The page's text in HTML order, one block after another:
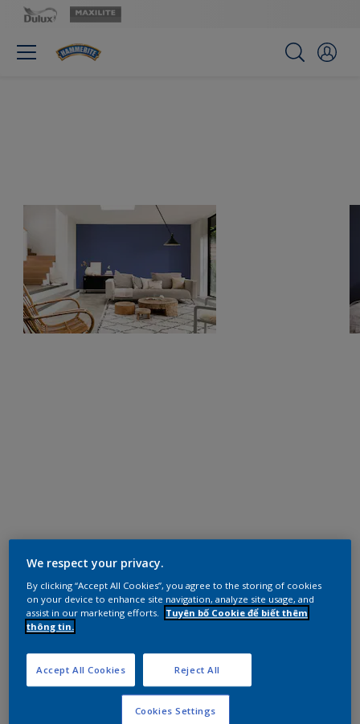
We respect your privacy.
By clicking “Accept All Cookies”, you agree to the storing of cookies
on your device to enhance site navigation, analyze site usage, and
assist in our marketing efforts.
Tuyên bố Cookie để biết thêm
thông tin.
Reject All
Accept All Cookies
Cookies Settings